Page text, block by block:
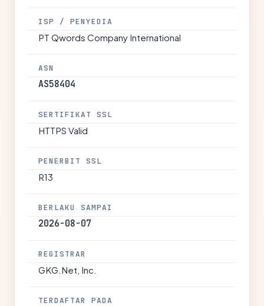
ISP / PENYEDIA
PT Qwords Company International
ASN
AS58404
SERTIFIKAT SSL
HTTPS Valid
PENERBIT SSL
R13
BERLAKU SAMPAI
2026-08-07
REGISTRAR
GKG.Net, Inc.
TERDAFTAR PADA